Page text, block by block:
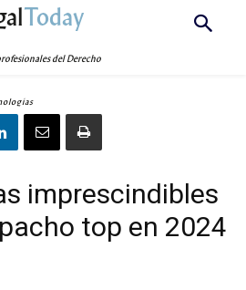
Today
del Derecho
imprescindibles
top en 2024